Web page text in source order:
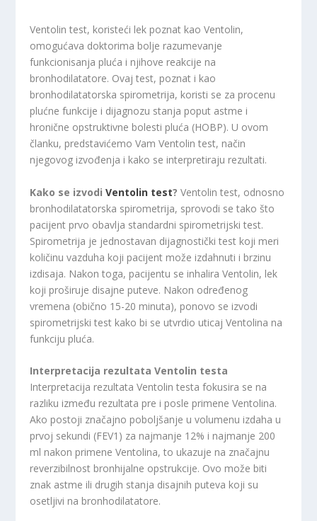
Ventolin test, koristeći lek poznat kao Ventolin,
omogućava doktorima bolje razumevanje
funkcionisanja pluća i njihove reakcije na
bronhodilatatore. Ovaj test, poznat i kao
bronhodilatatorska spirometrija, koristi se za procenu
plućne funkcije i dijagnozu stanja poput astme i
hronične opstruktivne bolesti pluća (HOBP). U ovom
članku, predstavićemo Vam Ventolin test, način
njegovog izvođenja i kako se interpretiraju rezultati.
Kako se izvodiVentolin test? Ventolin test, odnosno
bronhodilatatorska spirometrija, sprovodi se tako što
pacijent prvo obavlja standardni spirometrijski test.
Spirometrija je jednostavan dijagnostički test koji meri
količinu vazduha koji pacijent može izdahnuti i brzinu
izdisaja. Nakon toga, pacijentu se inhalira Ventolin, lek
koji proširuje disajne puteve. Nakon određenog
vremena (obično 15-20 minuta), ponovo se izvodi
spirometrijski test kako bi se utvrdio uticaj Ventolina na
funkciju pluća.
Interpretacija rezultata Ventolin testa
Interpretacija rezultata Ventolin testa fokusira se na
razliku između rezultata pre i posle primene Ventolina.
Ako postoji značajno poboljšanje u volumenu izdaha u
prvoj sekundi (FEV1) za najmanje 12% i najmanje 200
ml nakon primene Ventolina, to ukazuje na značajnu
reverzibilnost bronhijalne opstrukcije. Ovo može biti
znak astme ili drugih stanja disajnih puteva koji su
osetljivi na bronhodilatatore.